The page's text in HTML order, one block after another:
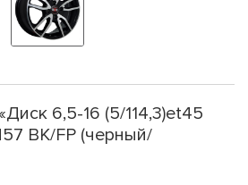
6,5-16 (5/114,3)et45
BK/FP (черный/